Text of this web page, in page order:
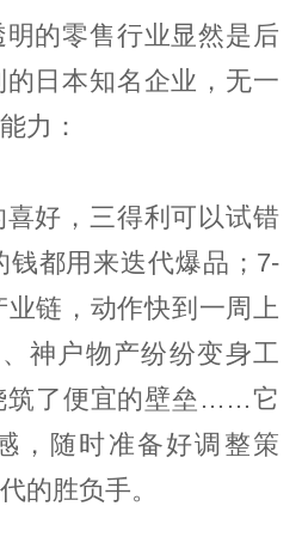
的零售行业显然是后
日本知名企业，无一
力：
好，三得利可以试错
钱都用来迭代爆品；7-
链，动作快到一周上
神户物产纷纷变身工
筑了便宜的壁垒……它
，随时准备好调整策
的胜负手。